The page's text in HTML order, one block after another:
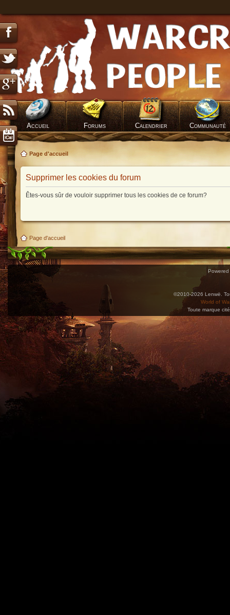
Accueil Forums Calendrier Communauté
Page d'accueil
Supprimer les cookies du forum
Êtes-vous sûr de vouloir supprimer tous les cookies de ce forum?
Page d'accueil
©2010-2026 Lenwë.
World of
Toute marque
Utilisez l'adresse suivante pour accéder au calendrier des évènements depuis d'autres
charge le format iCal.